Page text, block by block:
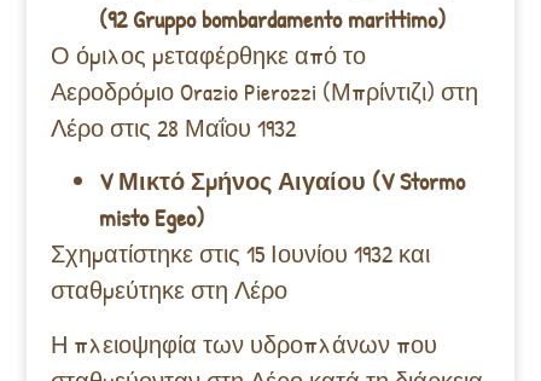
(92 Gruppo bombardamento marittimo)
Ο όμιλος μεταφέρθηκε από το
Αεροδρόμιο Orazio Pierozzi (Μπρίντιζι) στη
Λέρο στις 28 Μαΐου 1932
V Μικτό Σμήνος Αιγαίου (V Stormo
misto Egeo)
Σχηματίστηκε στις 15 Ιουνίου 1932 και
σταθμεύτηκε στη Λέρο
Η πλειοψηφία των υδροπλάνων που